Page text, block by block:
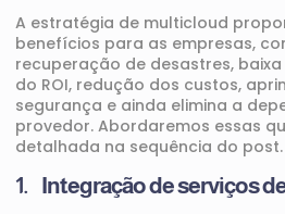
A estratégia de multicloud
benefícios para as empresas,
recuperação de desastres,
do ROI, redução dos custos,
segurança e ainda elimina a
provedor. Abordaremos essas
detalhada na sequência do
1. Integração de serviços